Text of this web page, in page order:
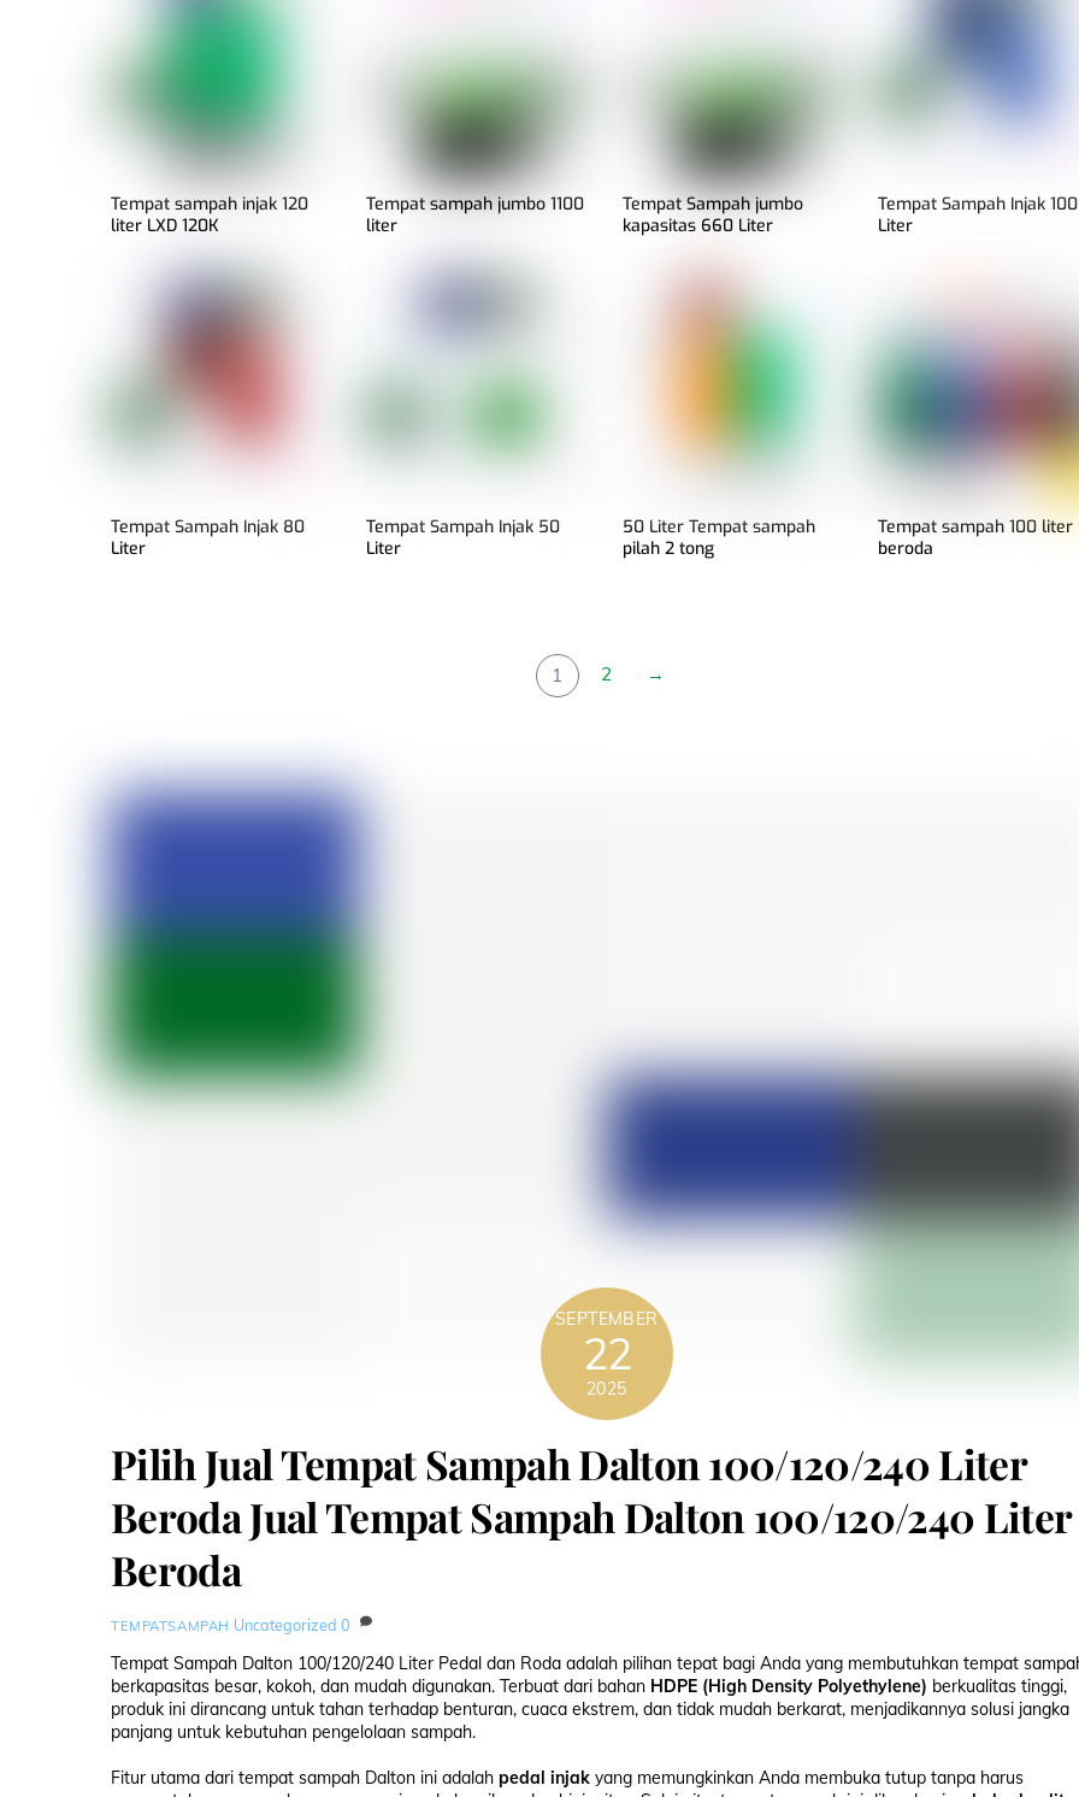
Tempat sampah injak 120
liter LXD 120K
Tempat sampah jumbo 1100
liter
Tempat Sampah jumbo
kapasitas 660 Liter
Tempat Sampah Injak 100
Liter
Tempat Sampah Injak 80
Liter
Tempat Sampah Injak 50
Liter
50 Liter Tempat sampah
pilah 2 tong
Tempat sampah 100 liter
beroda
1 2 →
SEPTEMBER
22
2025
Pilih Jual Tempat Sampah Dalton 100/120/240 Liter
Beroda Jual Tempat Sampah Dalton 100/120/240 Liter
Beroda
TEMPATSAMPAH Uncategorized 0
Tempat Sampah Dalton 100/120/240 Liter Pedal dan Roda adalah pilihan tepat bagi Anda yang membutuhkan tempat
berkapasitas besar, kokoh, dan mudah digunakan. Terbuat dari bahan HDPE (High Density Polyethylene) berkualitas tinggi,
produk ini dirancang untuk tahan terhadap benturan, cuaca ekstrem, dan tidak mudah berkarat, menjadikannya solusi jangka
panjang untuk kebutuhan pengelolaan sampah.
Fitur utama dari tempat sampah Dalton ini adalah pedal injak yang memungkinkan Anda membuka tutup tanpa harus